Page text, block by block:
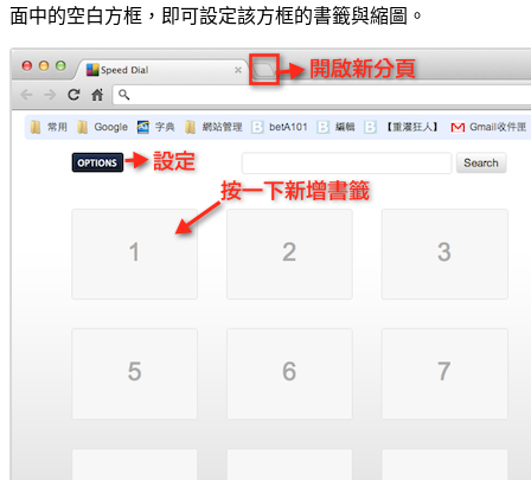
面中的空白方框，即可設定該方框的書籤與縮圖。